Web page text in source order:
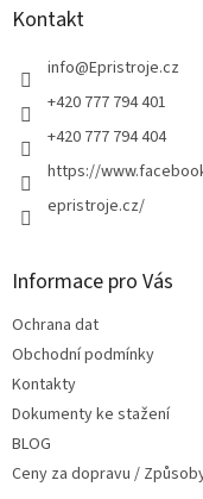
Kontakt
info@Epristroje.cz
+420 777 794 401
+420 777 794 404
https://
epristroje.cz/
Informace pro Vás
Ochrana dat
Obchodní podmínky
Kontakty
Dokumenty ke stažení
BLOG
Ceny za dopravu /